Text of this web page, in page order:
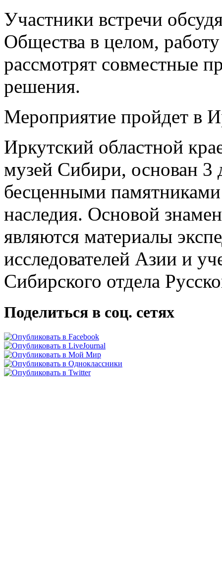
Участники встречи
Общества в целом,
рассмотрят совместные
решения.
Мероприятие пройдет в
Иркутский областной
музей Сибири, основан 3
бесценными памятниками
наследия. Основой
являются материалы
исследователей Азии и
Сибирского отдела
Поделиться в соц. сетях